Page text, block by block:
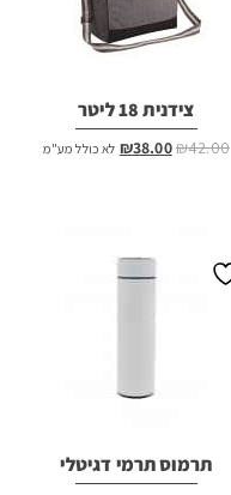
צידנית 18 ליטר
₪42.00
המחיר₪38.00 המחיר
לא כולל מע"מ
תרמוס תרמי דגיטלי